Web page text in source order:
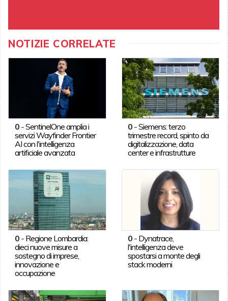
NOTIZIE CORRELATE
0-SentinelOne amplia i
servizi Wayfinder Frontier
AI con l'intelligenza
artificiale avanzata
0 -Siemens: terzo
trimestre record, spinto da
digitalizzazione, data
center e infrastrutture
0- Regione Lombardia:
dieci nuove misure a
sostegno di imprese,
innovazione e
occupazione
0 - Dynatrace,
l'intelligenza deve
spostarsi a monte degli
stack moderni